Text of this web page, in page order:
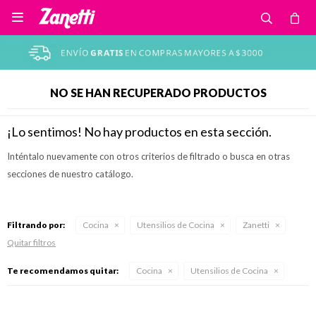

NO SE HAN RECUPERADO PRODUCTOS
¡Lo sentimos! No hay productos en esta sección.
Inténtalo nuevamente con otros criterios de filtrado o busca en otras
secciones de nuestro catálogo.
Filtrando por: Cocina Utensilios de Cocina
Zanetti
Quitar filtros
Te recomendamos quitar: Cocina Utensilios de Cocina